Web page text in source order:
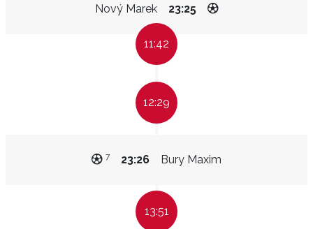
Nový Marek 23:25
11:42
12:29
Bury Maxim
23:26
7
13:51